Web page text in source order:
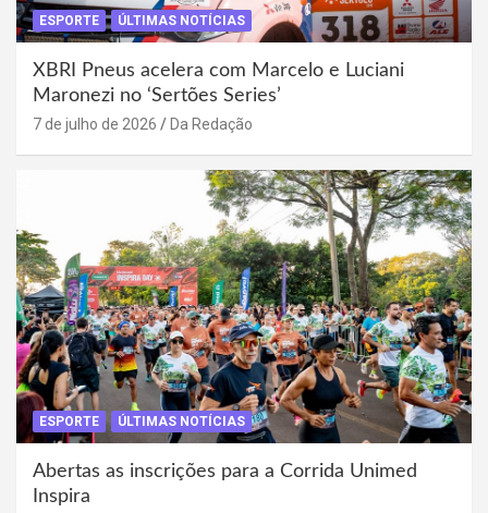
ESPORTE ÚLTIMAS NOTÍCIAS
XBRI Pneus acelera com Marcelo e Luciani
Maronezi no ‘Sertões Series’
7 de julho de 2026 Da Redação
ESPORTE ÚLTIMAS NOTÍCIAS
Abertas as inscrições para a Corrida Unimed
Inspira